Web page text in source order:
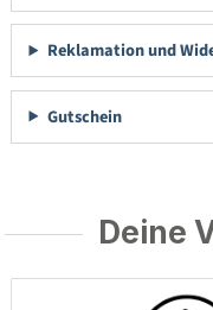
Reklamation und
Gutschein
Deine